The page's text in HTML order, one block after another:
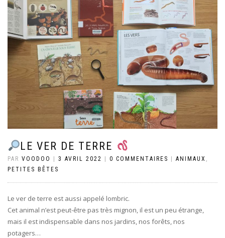
LE VER DE TERRE
PAR VOODOO | 3 AVRIL 2022 | 0 COMMENTAIRES | ANIMAUX
PETITES BÊTES
Le ver de terre est aussi appelé lombric.
Cet animal n’est peut-être pas très mignon, il est un peu étrange,
mais il est indispensable dans nos jardins, nos forêts, nos
potagers…